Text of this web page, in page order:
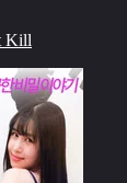
Kill